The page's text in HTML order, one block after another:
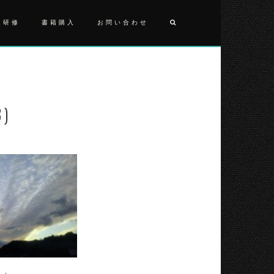
修 書籍購入 お問い合わせ
投
稿
ナ
ビ
ゲ
ー
シ
ョ
ン
(3)